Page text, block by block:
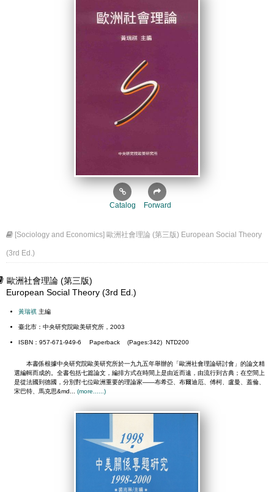
Catalog Forward
[Sociology and Economics] 歐洲社會理論 (第三版) European Social Theory
(3rd Ed.)
歐洲社會理論 (第三版)
European Social Theory (3rd Ed.)
黃瑞祺 主編
臺北市：中央研究院歐美研究所，2003
ISBN：957-671-949-6 Paperback (Pages:342) NTD200
本書係根據中央研究院歐美研究所於一九九五年舉辦的「歐洲社會理論研討會」的論文精
選編輯而成的。全書包括七篇論文，編排方式在時間上是由近而遠，由流行到古典；在空間上
是從法國到德國，分別對七位歐洲重要的理論家——布希亞、布爾迪厄、傅柯、盧曼、蓋倫、
宋巴特、馬克思&md... (more......)